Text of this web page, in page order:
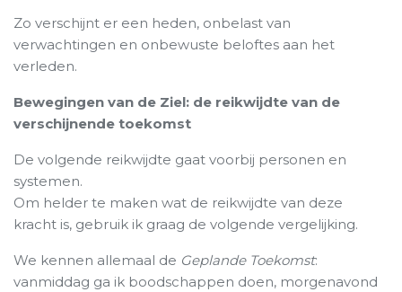
Zo verschijnt er een heden, onbelast van
verwachtingen en onbewuste beloftes aan het
verleden.
Bewegingen van de Ziel: de reikwijdte van de
verschijnende toekomst
De volgende reikwijdte gaat voorbij personen en
systemen.
Om helder te maken wat de reikwijdte van deze
kracht is, gebruik ik graag de volgende vergelijking.
We kennen allemaal de Geplande Toekomst:
vanmiddag ga ik boodschappen doen, morgenavond